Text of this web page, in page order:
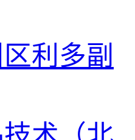
利多副